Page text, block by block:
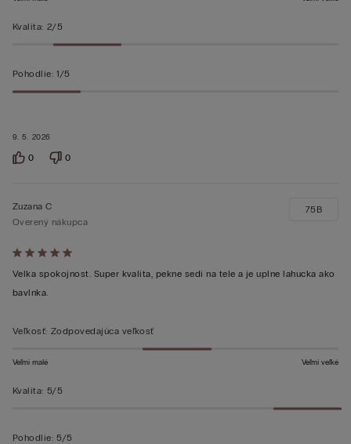
9. 5. 2026
Kvalita: 2/5
Pohodlie: 1/5
0 0
Hodnotenie:
5
z 5
Zuzana C
Overený nákupca
Velka spokojnost. Super kvalita, pekne sedi na tele a je uplne lahucka ako
bavlnka.
75B
Veľkosť: Zodpovedajúca veľkosť
Veľmi malé Veľmi veľké
Kvalita: 5/5
Pohodlie: 5/5